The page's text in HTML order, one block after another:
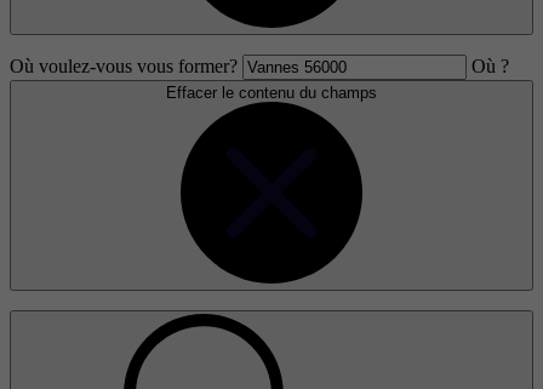
Où voulez-vous vous former? Où ?
Effacer le contenu du champs